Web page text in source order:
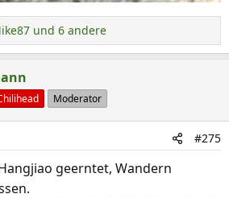
und 6 andere
Moderator
#275
geerntet, Wandern